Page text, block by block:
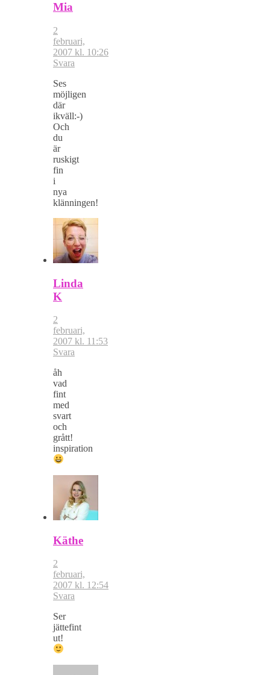
Mia
2
februari,
2007 kl. 10:26
Svara
Ses
möjligen
där
ikväll:-)
Och
du
är
ruskigt
fin
i
nya
klänningen!
Linda
K
2
februari,
2007 kl. 11:53
Svara
åh
vad
fint
med
svart
och
grått!
inspiration
Käthe
2
februari,
2007 kl. 12:54
Svara
Ser
jättefint
ut!